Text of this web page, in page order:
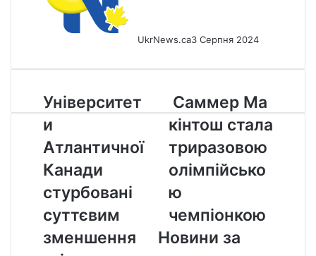
UkrNews.ca3 Серпня 2024
Університети
Атлантичної
Канади
стурбовані
суттєвим
зменшенням
іноземних
студентів
Університет
и
Атлантичної
Канади
стурбовані
суттєвим
зменшення
Саммер Макінтош
стала
триразовою
олімпійською
чемпіонкою
Саммер Ма
кінтош стала
триразовою
олімпійсько
ю
чемпіонкою
Новини за